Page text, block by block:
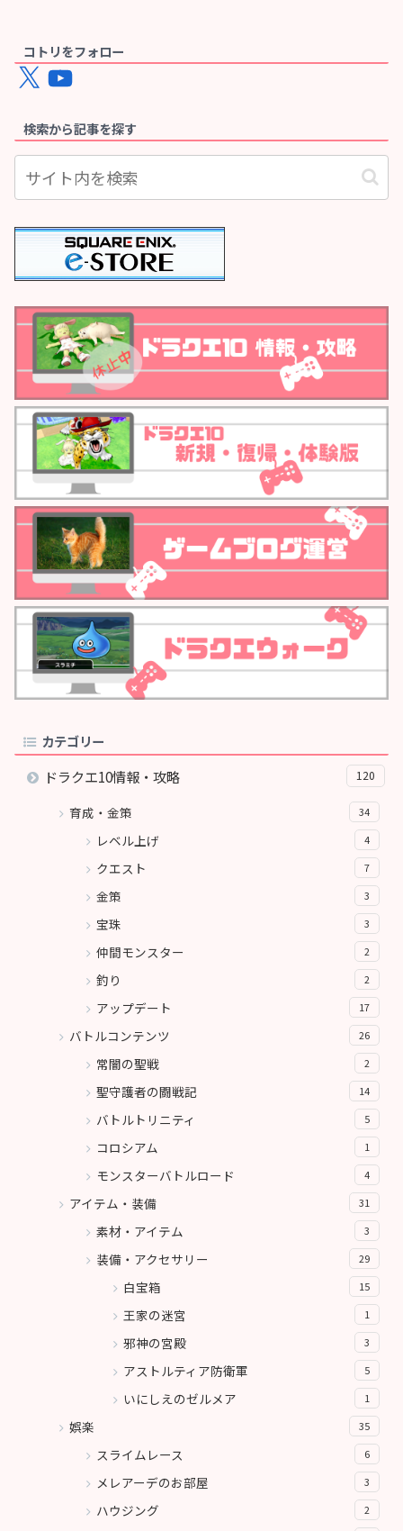
コトリをフォロー
X
YouTube
検索から記事を探す
カテゴリー
ドラクエ10情報・攻略 120
育成・金策 34
レベル上げ 4
クエスト 7
金策 3
宝珠 3
仲間モンスター 2
釣り 2
アップデート 17
バトルコンテンツ 26
常闇の聖戦 2
聖守護者の闘戦記 14
バトルトリニティ 5
コロシアム 1
モンスターバトルロード 4
アイテム・装備 31
素材・アイテム 3
装備・アクセサリー 29
白宝箱 15
王家の迷宮 1
邪神の宮殿 3
アストルティア防衛軍 5
いにしえのゼルメア 1
娯楽 35
スライムレース 6
メレアーデのお部屋 3
ハウジング 2